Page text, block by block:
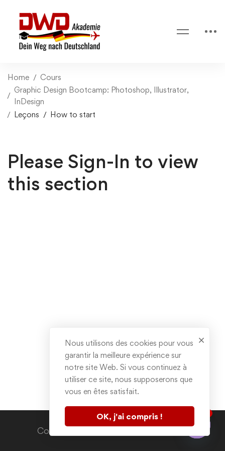
Home
Cours
Graphic Design Bootcamp: Photoshop, Illustrator,
InDesign
Leçons
How to start
Please Sign-In to view
this section
Copyright © 2020. All rights reserved.
Nous utilisons des cookies pour vous
garantir la meilleure expérience sur
notre site Web. Si vous continuez à
utiliser ce site, nous supposerons que
vous en êtes satisfait.
OK, j'ai compris !
Contactez nous